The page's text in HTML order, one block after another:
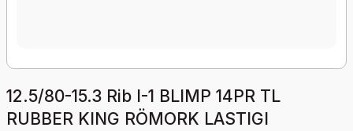
12.5/80-15.3 Rib I-1 BLIMP 14PR TL
RUBBER KING RÖMORK LASTIGI